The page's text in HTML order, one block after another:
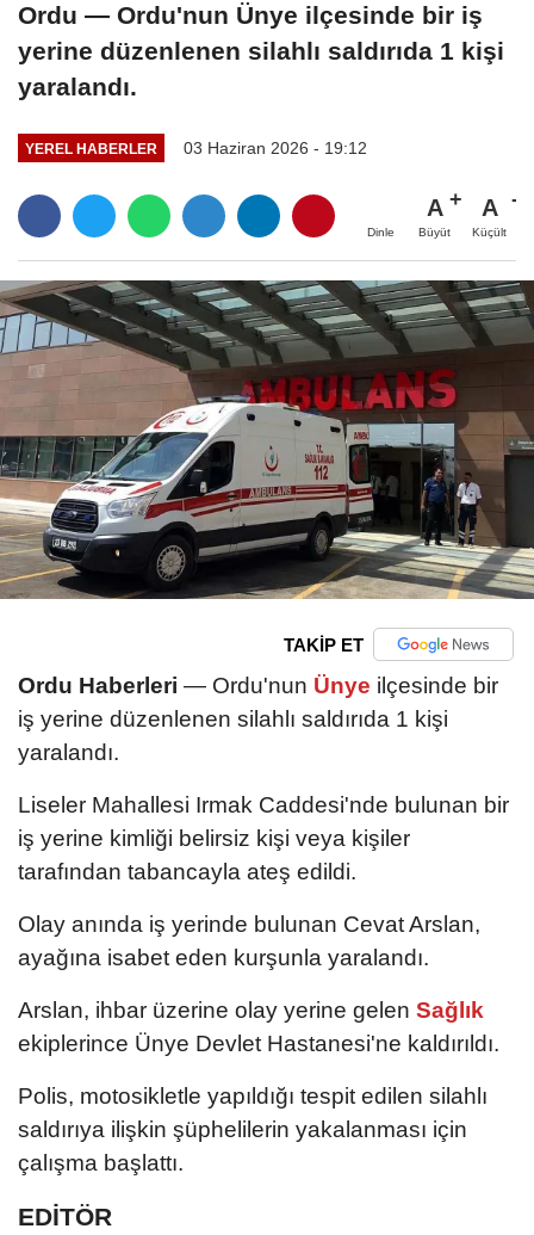
Ordu — Ordu'nun Ünye ilçesinde bir iş
yerine düzenlenen silahlı saldırıda 1 kişi
yaralandı.
YEREL HABERLER 03 Haziran 2026 - 19:12
Dinle
A
Büyüt
A
Küçült
TAKİP ET
Ordu Haberleri — Ordu'nun Ünye ilçesinde bir
iş yerine düzenlenen silahlı saldırıda 1 kişi
yaralandı.
Liseler Mahallesi Irmak Caddesi'nde bulunan bir
iş yerine kimliği belirsiz kişi veya kişiler
tarafından tabancayla ateş edildi.
Olay anında iş yerinde bulunan Cevat Arslan,
ayağına isabet eden kurşunla yaralandı.
Arslan, ihbar üzerine olay yerine gelen Sağlık
ekiplerince Ünye Devlet Hastanesi'ne kaldırıldı.
Polis, motosikletle yapıldığı tespit edilen silahlı
saldırıya ilişkin şüphelilerin yakalanması için
çalışma başlattı.​​​​​​​
EDİTÖR